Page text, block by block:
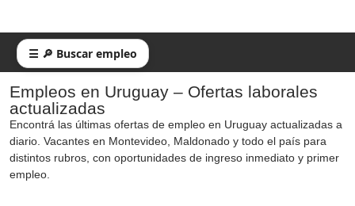
☰ 🔎 Buscar empleo
Empleos en Uruguay – Ofertas laborales
actualizadas
Encontrá las últimas ofertas de empleo en Uruguay actualizadas a
diario. Vacantes en Montevideo, Maldonado y todo el país para
distintos rubros, con oportunidades de ingreso inmediato y primer
empleo.